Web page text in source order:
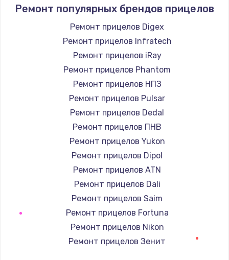
1400 руб.
Заказать
Замена / ремонт электронного модуля
управления
600 руб.
Замена конфорки
1100 руб.
Заказать
Замена платы сенсора
900 руб.
Заказать
Замена регулятора режимов конфорки
900 руб.
Ремонт популярных брендов прицелов
Ремонт прицелов Digex
Ремонт прицелов Infratech
Ремонт прицелов iRay
Ремонт прицелов Phantom
Ремонт прицелов НПЗ
Ремонт прицелов Pulsar
Ремонт прицелов Dedal
Ремонт прицелов ПНВ
Ремонт прицелов Yukon
Ремонт прицелов Dipol
Ремонт прицелов ATN
Ремонт прицелов Dali
Ремонт прицелов Saim
Ремонт прицелов Fortuna
Ремонт прицелов Nikon
Ремонт прицелов Зенит